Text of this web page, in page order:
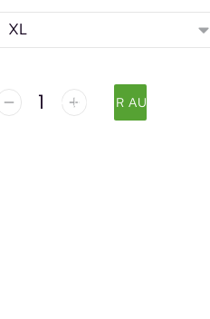
AJOUTER AU PANIER